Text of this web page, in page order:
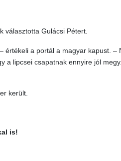
választotta Gulácsi Pétert.
értékeli a portál a magyar kapust.
a lipcsei csapatnak ennyire jól
került.
is!